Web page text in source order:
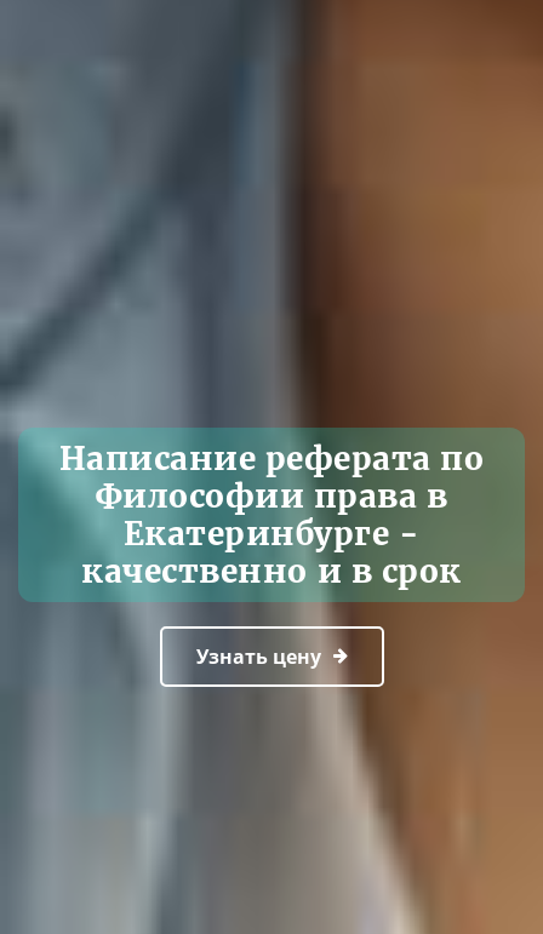
Написание реферата по
Философии права в
Екатеринбурге -
качественно и в срок
Узнать цену